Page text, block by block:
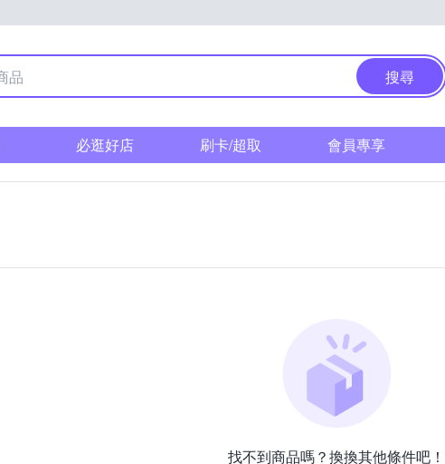
搜尋
必逛好店 刷卡/超取 會員專享
找不到商品嗎？換換其他條件吧！